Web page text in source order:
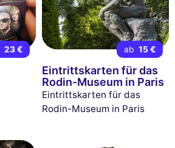
23 € ab 15 €
Eintrittskarten für das
Rodin-Museum in Paris
Eintrittskarten für das
Rodin-Museum in Paris